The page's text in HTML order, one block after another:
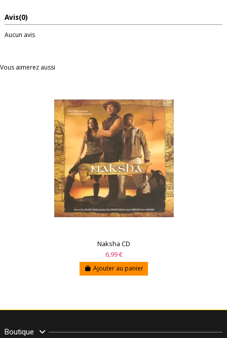
Avis(0)
Aucun avis
Vous aimerez aussi
Naksha CD
6,99 €
Ajouter au panier
Boutique